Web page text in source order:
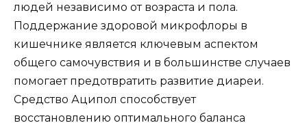
людей независимо от возраста и пола.
Поддержание здоровой микрофлоры в
кишечнике является ключевым аспектом
общего самочувствия и в большинстве случаев
помогает предотвратить развитие диареи.
Средство Аципол способствует
восстановлению оптимального баланса